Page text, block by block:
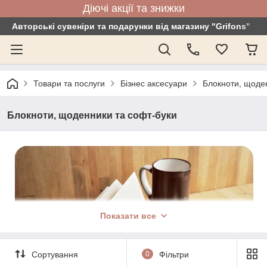
Діючі акції та знижки
Авторські сувеніри та подарунки від магазину "Grifons"
Товари та послуги Бізнес аксесуари Блокноти,
Блокноти, щоденники та софт-буки
Показати все
Сортування 0 Фільтри